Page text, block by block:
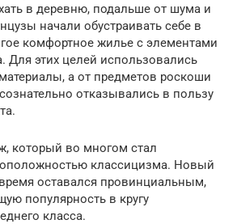
в деревню, подальше от шума и
начали обустраивать себе в
комфортное жилье с элементами
Для этих целей использовались
а от предметов роскоши
отказывались в пользу
который во многом стал
классицизма. Новый
оставался провинциальным,
популярность в кругу
класса.